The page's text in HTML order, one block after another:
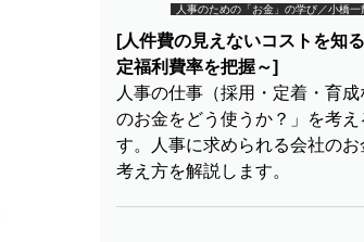
人事のための「お金」の学び／小橋一
[人件費の見えないコストを知
定福利費率を把握～]
人事の仕事（採用・定着・育
のお金をどう使うか？」を考え
す。人事に求められる会社の
考え方を解説します。